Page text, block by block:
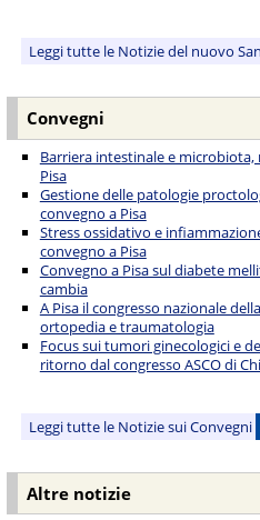
Leggi tutte le Notizie del nuovo
Convegni
Barriera intestinale e
Pisa
Gestione delle patologie
convegno a Pisa
Stress ossidativo e
convegno a Pisa
Convegno a Pisa sul diabete
cambia
A Pisa il congresso nazionale
ortopedia e traumatologia
Focus sui tumori ginecologici e
ritorno dal congresso ASCO di
Leggi tutte le Notizie sui Convegni
Altre notizie